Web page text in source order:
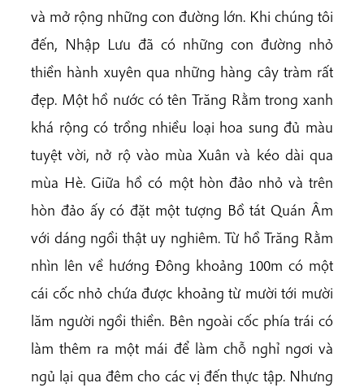
và mở rộng những con đường lớn. Khi chúng tôi
đến, Nhập Lưu đã có những con đường nhỏ
thiền hành xuyên qua những hàng cây tràm rất
đẹp. Một hồ nước có tên Trăng Rằm trong xanh
khá rộng có trồng nhiều loại hoa sung đủ màu
tuyệt vời, nở rộ vào mùa Xuân và kéo dài qua
mùa Hè. Giữa hồ có một hòn đảo nhỏ và trên
hòn đảo ấy có đặt một tượng Bồ tát Quán Âm
với dáng ngồi thật uy nghiêm. Từ hồ Trăng Rằm
nhìn lên về hướng Đông khoảng 100m có một
cái cốc nhỏ chứa được khoảng từ mười tới mười
lăm người ngồi thiền. Bên ngoài cốc phía trái có
làm thêm ra một mái để làm chỗ nghỉ ngơi và
ngủ lại qua đêm cho các vị đến thực tập. Nhưng